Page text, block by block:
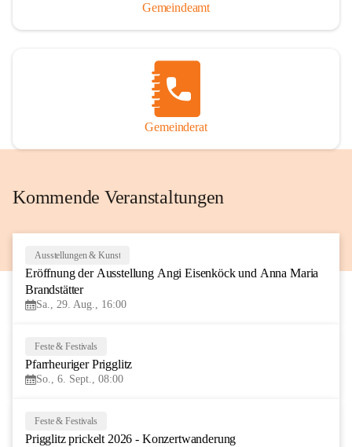
Gemeindeamt
Gemeinderat
Kommende Veranstaltungen
AUG
Ausstellungen & Kunst
Eröffnung der Ausstellung Angi Eisenköck und Anna Maria
Brandstätter
Sa., 29. Aug., 16:00
Feste & Festivals
Pfarrheuriger Prigglitz
So., 6. Sept., 08:00
Feste & Festivals
Prigglitz prickelt 2026 - Konzertwanderung